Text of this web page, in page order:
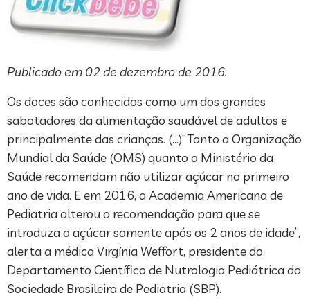
Publicado em 02 de dezembro de 2016.
Os doces são conhecidos como um dos grandes
sabotadores da alimentação saudável de adultos e
principalmente das crianças. (…)“Tanto a Organização
Mundial da Saúde (OMS) quanto o Ministério da
Saúde recomendam não utilizar açúcar no primeiro
ano de vida. E em 2016, a Academia Americana de
Pediatria alterou a recomendação para que se
introduza o açúcar somente após os 2 anos de idade”,
alerta a médica Virgínia Weffort, presidente do
Departamento Científico de Nutrologia Pediátrica da
Sociedade Brasileira de Pediatria (SBP).